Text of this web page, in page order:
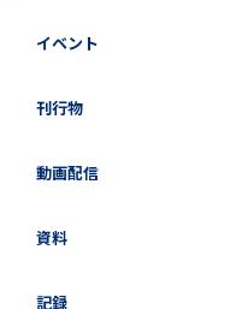
イベント
刊行物
動画配信
資料
記録